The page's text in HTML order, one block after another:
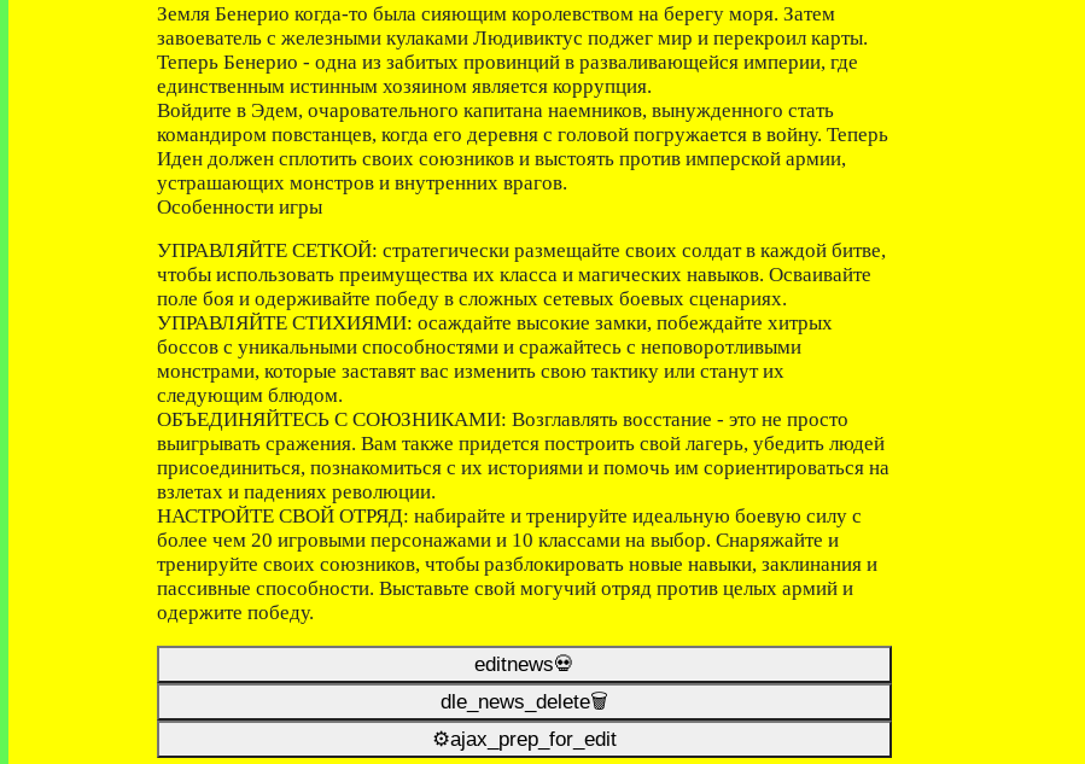
Земля Бенерио когда-то была сияющим королевством на берегу моря. Затем
завоеватель с железными кулаками Людивиктус поджег мир и перекроил карты.
Теперь Бенерио - одна из забитых провинций в разваливающейся империи, где
единственным истинным хозяином является коррупция.
Войдите в Эдем, очаровательного капитана наемников, вынужденного стать
командиром повстанцев, когда его деревня с головой погружается в войну. Теперь
Иден должен сплотить своих союзников и выстоять против имперской армии,
устрашающих монстров и внутренних врагов.
Особенности игры
УПРАВЛЯЙТЕ СЕТКОЙ: стратегически размещайте своих солдат в каждой битве,
чтобы использовать преимущества их класса и магических навыков. Осваивайте
поле боя и одерживайте победу в сложных сетевых боевых сценариях.
УПРАВЛЯЙТЕ СТИХИЯМИ: осаждайте высокие замки, побеждайте хитрых
боссов с уникальными способностями и сражайтесь с неповоротливыми
монстрами, которые заставят вас изменить свою тактику или станут их
следующим блюдом.
ОБЪЕДИНЯЙТЕСЬ С СОЮЗНИКАМИ: Возглавлять восстание - это не просто
выигрывать сражения. Вам также придется построить свой лагерь, убедить людей
присоединиться, познакомиться с их историями и помочь им сориентироваться на
взлетах и падениях революции.
НАСТРОЙТЕ СВОЙ ОТРЯД: набирайте и тренируйте идеальную боевую силу с
более чем 20 игровыми персонажами и 10 классами на выбор. Снаряжайте и
тренируйте своих союзников, чтобы разблокировать новые навыки, заклинания и
пассивные способности. Выставьте свой могучий отряд против целых армий и
одержите победу.
editnews💀
dle_news_delete🗑️
⚙ajax_prep_for_edit️